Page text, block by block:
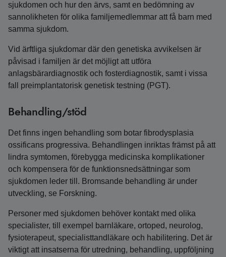
sjukdomen och hur den ärvs, samt en bedömning av
sannolikheten för olika familjemedlemmar att få barn med
samma sjukdom.
Vid ärftliga sjukdomar där den genetiska avvikelsen är
påvisad i familjen är det möjligt att utföra
anlagsbärardiagnostik och fosterdiagnostik, samt i vissa
fall preimplantatorisk genetisk testning (PGT).
Behandling/stöd
Det finns ingen behandling som botar fibrodysplasia
ossificans progressiva. Behandlingen inriktas främst på att
lindra symtomen, förebygga medicinska komplikationer
och kompensera för de funktionsnedsättningar som
sjukdomen leder till. Bromsande behandling är under
utveckling, se Forskning.
Personer med sjukdomen behöver kontakt med olika
specialister, till exempel barnläkare, ortoped, neurolog,
fysioterapeut, specialisttandläkare och habilitering. Det är
viktigt att insatserna för utredning, behandling, uppföljning